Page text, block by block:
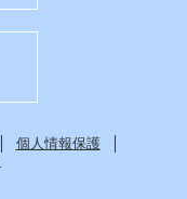
個人情報保護